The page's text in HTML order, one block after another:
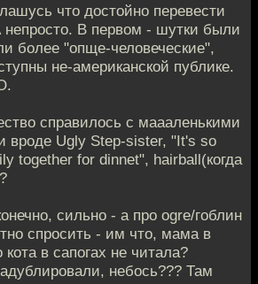
что достойно перевести
В первом - шутки были
более "опще-человеческие",
не-американской публике.
справилось с маааленькими
вроде Ugly Step-sister, "It's so
together for dinnet", hairball(когда
сильно - а про ogre/гоблин
спросить - им что, мама в
кота в сапогах не читала?
небось??? Там